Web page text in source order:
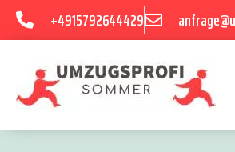
+4915792644429